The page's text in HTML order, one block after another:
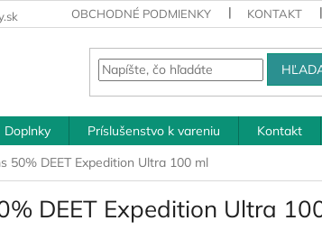
OBCHODNÉ PODMIENKY KONTAKT
Doplnky Príslušenstvo k vareniu Kontakt
50% DEET Expedition Ultra 100 ml
DEET Expedition Ultra